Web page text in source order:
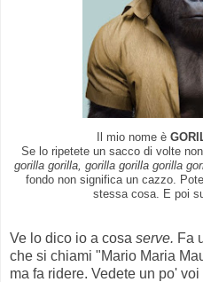
Il mio nome è
Se lo ripetete un sacco di volte
gorilla gorilla, gorilla gorilla gorilla
fondo non significa un cazzo.
stessa cosa. E poi
Ve lo dico io a cosa serve. Fa
che si chiami "Mario Maria
ma fa ridere. Vedete un po'